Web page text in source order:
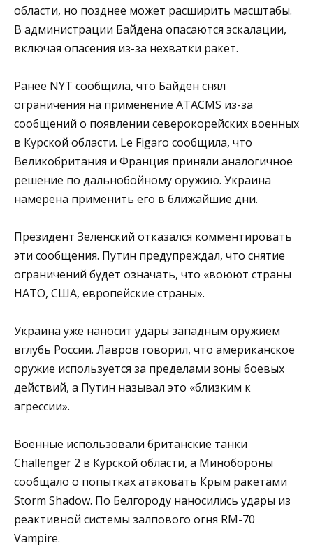
области, но позднее может расширить масштабы.
В администрации Байдена опасаются эскалации,
включая опасения из-за нехватки ракет.
Ранее NYT сообщила, что Байден снял
ограничения на применение ATACMS из-за
сообщений о появлении северокорейских военных
в Курской области. Le Figaro сообщила, что
Великобритания и Франция приняли аналогичное
решение по дальнобойному оружию. Украина
намерена применить его в ближайшие дни.
Президент Зеленский отказался комментировать
эти сообщения. Путин предупреждал, что снятие
ограничений будет означать, что «воюют страны
НАТО, США, европейские страны».
Украина уже наносит удары западным оружием
вглубь России. Лавров говорил, что американское
оружие используется за пределами зоны боевых
действий, а Путин называл это «близким к
агрессии».
Военные использовали британские танки
Challenger 2 в Курской области, а Минобороны
сообщало о попытках атаковать Крым ракетами
Storm Shadow. По Белгороду наносились удары из
реактивной системы залпового огня RM-70
Vampire.